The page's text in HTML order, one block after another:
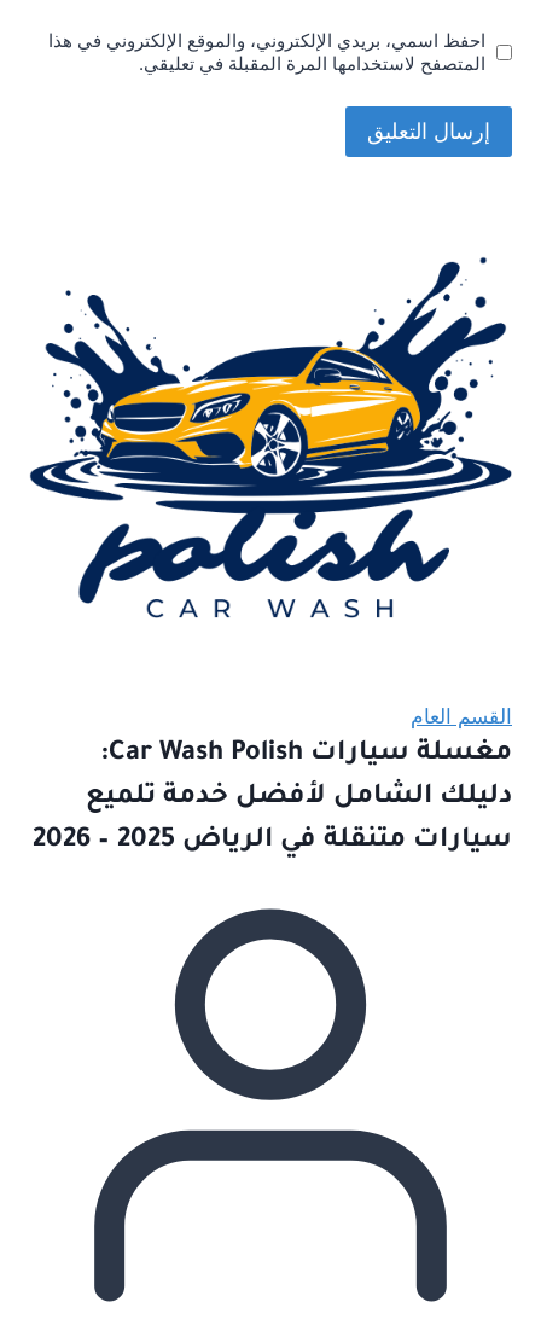
احفظ اسمي، بريدي الإلكتروني، والموقع الإلكتروني في هذا
المتصفح لاستخدامها المرة المقبلة في تعليقي.
القسم العام
مغسلة سيارات Car Wash Polish:
دليلك الشامل لأفضل خدمة تلميع
سيارات متنقلة في الرياض 2025 – 2026